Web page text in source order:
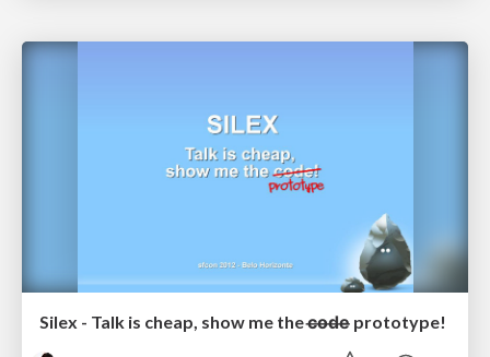
Silex - Talk is cheap, show me the c̶o̶d̶e̶ prototype!